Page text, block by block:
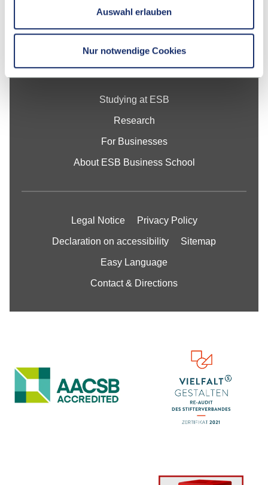
Auswahl erlauben
Nur notwendige Cookies
Contact
School
Studying at ESB
Research
For Businesses
About ESB Business School
Legal Notice Privacy Policy
Declaration on accessibility Sitemap
Easy Language
Contact & Directions